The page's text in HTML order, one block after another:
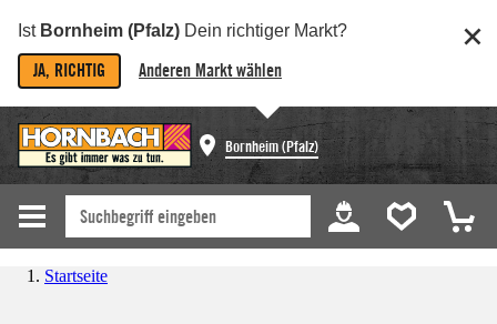
Ist Bornheim (Pfalz) Dein richtiger Markt?
JA, RICHTIG Anderen Markt wählen
Bornheim (Pfalz)
Startseite